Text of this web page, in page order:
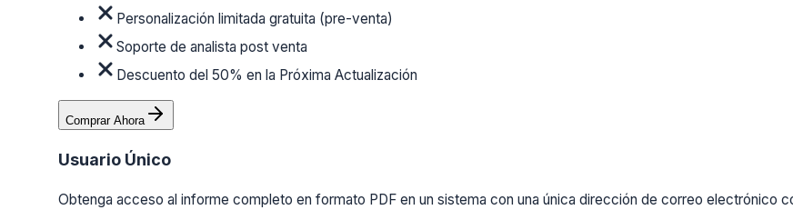
Personalización limitada gratuita (pre-venta)
Soporte de analista post venta
Descuento del 50% en la Próxima Actualización
Comprar Ahora
Usuario Único
Obtenga acceso al informe completo en formato PDF en un sistema con una única dirección de correo electrónico